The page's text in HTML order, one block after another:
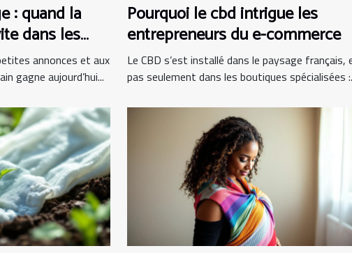
: quand la
dans les
annonces et aux
gagne aujourd’hui...
Pourquoi le cbd intrigue les
entrepreneurs du e-commerce
Le CBD s’est installé dans le paysage français,
pas seulement dans les boutiques spécialisées